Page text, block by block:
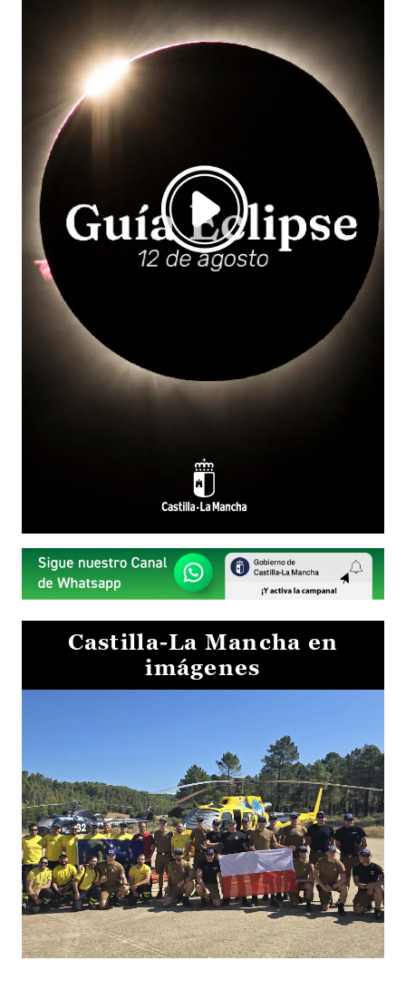
Castilla-La Mancha en
imágenes